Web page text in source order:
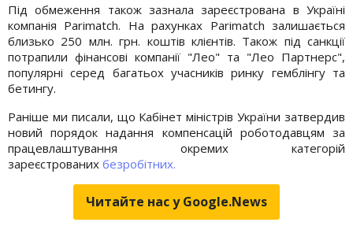
Під обмеження також зазнала зареєстрована в Україні
компанія Parimatch. На рахунках Parimatch залишається
близько 250 млн. грн. коштів клієнтів. Також під санкції
потрапили фінансові компанії "Лео" та "Лео Партнерс",
популярні серед багатьох учасників ринку гемблінгу та
бетингу.
Раніше ми писали, що Кабінет міністрів України затвердив
новий порядок надання компенсацій роботодавцям за
працевлаштування окремих категорій
зареєстрованих безробітних.
Читайте нас у Google.News